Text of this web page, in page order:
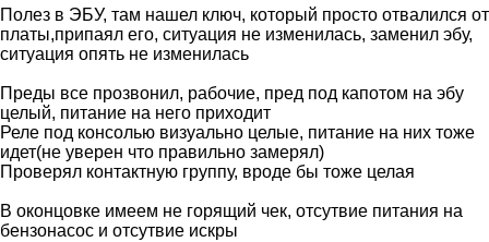
Полез в ЭБУ, там нашел ключ, который просто отвалился от
платы,припаял его, ситуация не изменилась, заменил эбу,
ситуация опять не изменилась
Преды все прозвонил, рабочие, пред под капотом на эбу
целый, питание на него приходит
Реле под консолью визуально целые, питание на них тоже
идет(не уверен что правильно замерял)
Проверял контактную группу, вроде бы тоже целая
В оконцовке имеем не горящий чек, отсутвие питания на
бензонасос и отсутвие искры